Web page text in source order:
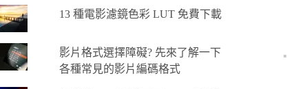
13 種電影濾鏡色彩 LUT 免費下載
影片格式選擇障礙? 先來了解一下
各種常見的影片編碼格式